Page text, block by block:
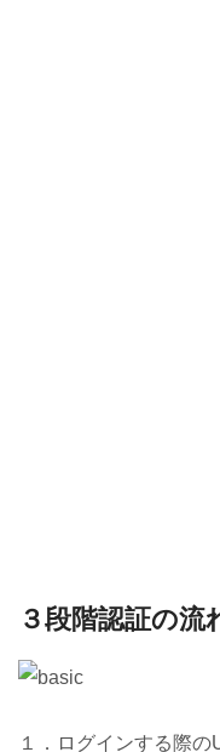
３段階認証の流
１．ログインする際